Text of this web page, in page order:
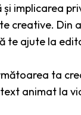
implicarea
creative. Din
te ajute la
ta
animat la